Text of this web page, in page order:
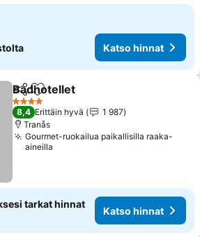
Katso hinnat
Jaa Lisää suosikkeihin
Badhotellet
4 Tähtiluokitus
8,4 Erittäin hyvä
1 987
Tranås
Gourmet-ruokailua paikallisilla raaka-
aineilla
tarkat hinnat
Katso hinnat